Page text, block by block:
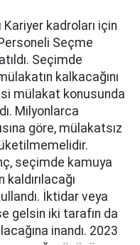
kadroları için
Seçme
Seçimde
kalkacağını
mülakat konusunda
Milyonlarca
göre, mülakatsız
seçimde kamuya
İktidar veya
gelsin iki tarafın da
inandı. 2023